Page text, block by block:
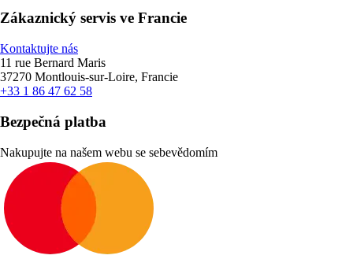
Zákaznický servis ve Francie
Kontaktujte nás
11 rue Bernard Maris
37270 Montlouis-sur-Loire, Francie
+33 1 86 47 62 58
Bezpečná platba
Nakupujte na našem webu se sebevědomím